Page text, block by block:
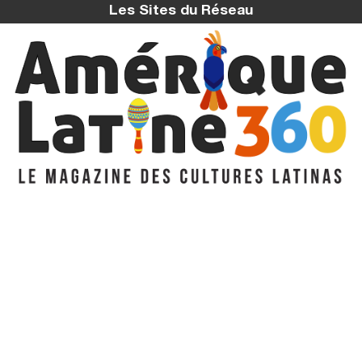
Les Sites du Réseau